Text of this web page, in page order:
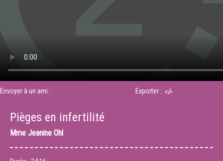
Envoyer à un ami : Exporter :
Pièges en infertilité
Mme Jeanine Ohl